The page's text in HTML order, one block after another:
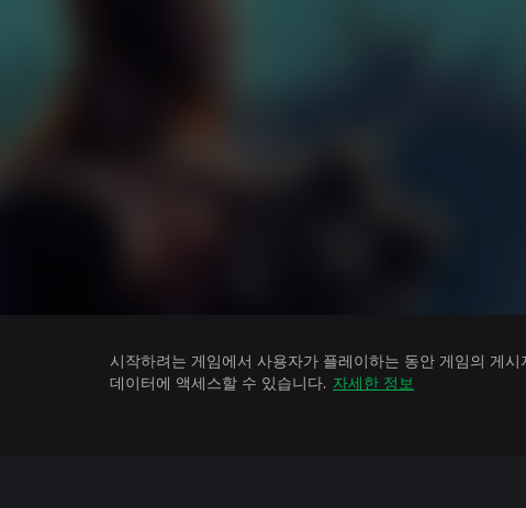
시작하려는 게임에서 사용자가 플레이하는 동안 게임의 게
데이터에 액세스할 수 있습니다. 자세한 정보